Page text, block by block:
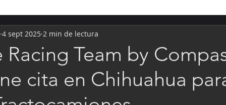
Automotriz
Kartismo Rally FIA
Racing Team by
cita en Chihuahua
4 sept 2025 2 min de lectura